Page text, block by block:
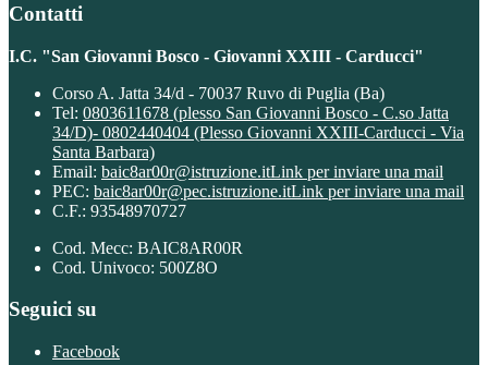
Contatti
I.C. "San Giovanni Bosco - Giovanni XXIII - Carducci"
Corso A. Jatta 34/d - 70037 Ruvo di Puglia (Ba)
Tel: 0803611678 (plesso San Giovanni Bosco - C.so Jatta
34/D)- 0802440404 (Plesso Giovanni XXIII-Carducci - Via
Santa Barbara)
Email: baic8ar00r@istruzione.itLink per inviare una mail
PEC: baic8ar00r@pec.istruzione.itLink per inviare una mail
C.F.: 93548970727
Cod. Mecc: BAIC8AR00R
Cod. Univoco: 500Z8O
Seguici su
Facebook